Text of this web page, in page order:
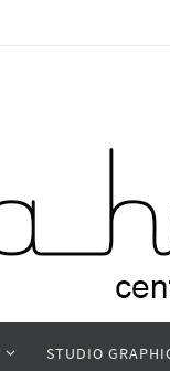
STUDIO